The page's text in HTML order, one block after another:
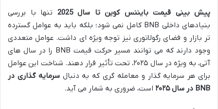
پیش بینی قیمت بایننس کوین تا سال 2025
تنها با بررسی
بنیادهای داخلی BNB کامل نمی شود؛ بلکه باید به عوامل گسترده
تر بازار و فضای رگولاتوری نیز توجه ویژه ای داشت. عوامل متعددی
وجود دارند که می توانند مسیر حرکت قیمت BNB را در سال های
آتی، به ویژه در سال ۲۰۲۵، تحت تأثیر قرار دهند. شناخت این عوامل
برای هر سرمایه گذار و معامله گری که به دنبالسرمایه گذاری در
BNB در سال ۲۰۲۵
است، ضروری به شمار می آید.